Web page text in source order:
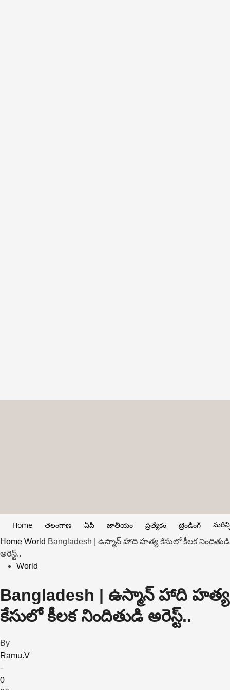
Home తెలంగాణ ఏపీ జాతీయం ప్రత్యేకం ట్రెండింగ్
Home World Bangladesh | ఉస్మాన్ హాది హత్య కేసులో కీలక నిందితుడి
అరెస్ట్..
World
Bangladesh | ఉస్మాన్ హాది హత్య
కేసులో కీలక నిందితుడి అరెస్ట్..
By
Ramu.V
-
0